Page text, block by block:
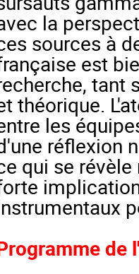
la
sources à
est
tant
théorique.
les
réflexion
qui se
de